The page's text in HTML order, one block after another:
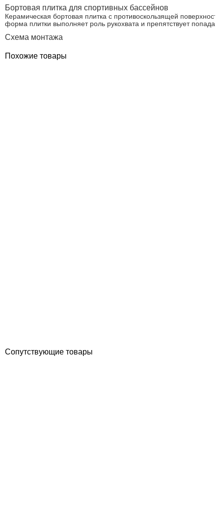
Бортовая плитка для спортивных бассейнов
Керамическая бортовая плитка с противоскользящей
форма плитки выполняет роль рукохвата и препятствует
Схема монтажа
Похожие товары
Сопутствующие товары